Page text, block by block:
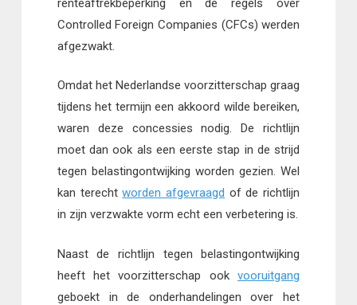
renteaftrekbeperking en de regels over
Controlled Foreign Companies (CFCs) werden
afgezwakt.
Omdat het Nederlandse voorzitterschap graag
tijdens het termijn een akkoord wilde bereiken,
waren deze concessies nodig. De richtlijn
moet dan ook als een eerste stap in de strijd
tegen belastingontwijking worden gezien. Wel
kan terechtworden afgevraagd of de richtlijn
in zijn verzwakte vorm echt een verbetering is.
Naast de richtlijn tegen belastingontwijking
heeft het voorzitterschap ookvooruitgang
geboekt in de onderhandelingen over het